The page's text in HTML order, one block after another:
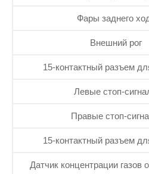
Фары заднего
Внешний рог
15-контактный разъем
Левые стоп-
Правые стоп-
15-контактный разъем
Датчик концентрации газов